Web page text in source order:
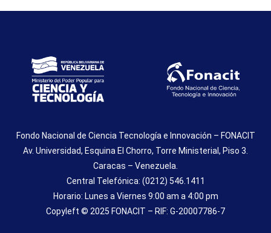
Fondo Nacional de Ciencia Tecnología e Innovación – FONACIT
Av. Universidad, Esquina El Chorro, Torre Ministerial, Piso 3.
Caracas – Venezuela.
Central Telefónica: (0212) 546.1411
Horario: Lunes a Viernes 9:00 am a 4:00 pm
Copyleft © 2025 FONACIT – RIF: G-20007786-7